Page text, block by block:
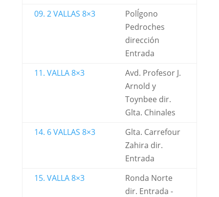
09. 2 VALLAS 8×3
PolÍgono
Pedroches
dirección
Entrada
11. VALLA 8×3
Avd. Profesor J.
Arnold y
Toynbee dir.
Glta. Chinales
14. 6 VALLAS 8×3
Glta. Carrefour
Zahira dir.
Entrada
15. VALLA 8×3
Ronda Norte
dir. Entrada -